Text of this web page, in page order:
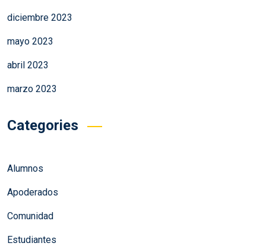
diciembre 2023
mayo 2023
abril 2023
marzo 2023
Categories
Alumnos
Apoderados
Comunidad
Estudiantes